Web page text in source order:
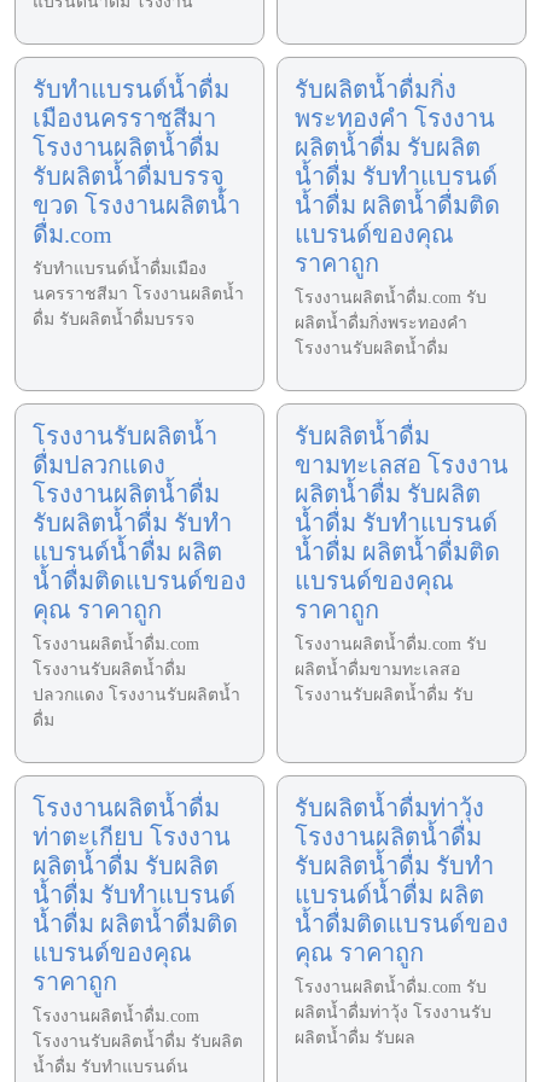
รับทำแบรนด์น้ำดื่ม
เมืองนครราชสีมา
โรงงานผลิตน้ำดื่ม
รับผลิตน้ำดื่มบรรจุ
ขวด โรงงานผลิตน้ำ
ดื่ม.com
รับทำแบรนด์น้ำดื่มเมือง
นครราชสีมา โรงงานผลิตน้ำ
ดื่ม รับผลิตน้ำดื่มบรรจ
รับผลิตน้ำดื่มกิ่ง
พระทองคำ โรงงาน
ผลิตน้ำดื่ม รับผลิต
น้ำดื่ม รับทำแบรนด์
น้ำดื่ม ผลิตน้ำดื่มติด
แบรนด์ของคุณ
ราคาถูก
โรงงานผลิตน้ำดื่ม.com รับ
ผลิตน้ำดื่มกิ่งพระทองคำ
โรงงานรับผลิตน้ำดื่ม
โรงงานรับผลิตน้ำ
ดื่มปลวกแดง
โรงงานผลิตน้ำดื่ม
รับผลิตน้ำดื่ม รับทำ
แบรนด์น้ำดื่ม ผลิต
น้ำดื่มติดแบรนด์ของ
คุณ ราคาถูก
โรงงานผลิตน้ำดื่ม.com
โรงงานรับผลิตน้ำดื่ม
ปลวกแดง โรงงานรับผลิตน้ำ
ดื่ม
รับผลิตน้ำดื่ม
ขามทะเลสอ โรงงาน
ผลิตน้ำดื่ม รับผลิต
น้ำดื่ม รับทำแบรนด์
น้ำดื่ม ผลิตน้ำดื่มติด
แบรนด์ของคุณ
ราคาถูก
โรงงานผลิตน้ำดื่ม.com รับ
ผลิตน้ำดื่มขามทะเลสอ
โรงงานรับผลิตน้ำดื่ม รับ
โรงงานผลิตน้ำดื่ม
ท่าตะเกียบ โรงงาน
ผลิตน้ำดื่ม รับผลิต
น้ำดื่ม รับทำแบรนด์
น้ำดื่ม ผลิตน้ำดื่มติด
แบรนด์ของคุณ
ราคาถูก
โรงงานผลิตน้ำดื่ม.com
โรงงานรับผลิตน้ำดื่ม รับผลิต
น้ำดื่ม รับทำแบรนด์น
รับผลิตน้ำดื่มท่าวุ้ง
โรงงานผลิตน้ำดื่ม
รับผลิตน้ำดื่ม รับทำ
แบรนด์น้ำดื่ม ผลิต
น้ำดื่มติดแบรนด์ของ
คุณ ราคาถูก
โรงงานผลิตน้ำดื่ม.com รับ
ผลิตน้ำดื่มท่าวุ้ง โรงงานรับ
ผลิตน้ำดื่ม รับผล